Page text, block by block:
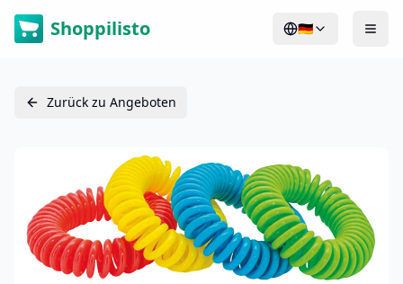
Shoppilisto 🇩🇪
Zurück zu Angeboten